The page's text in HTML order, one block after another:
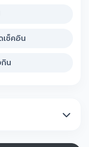
ช็คอิน
น